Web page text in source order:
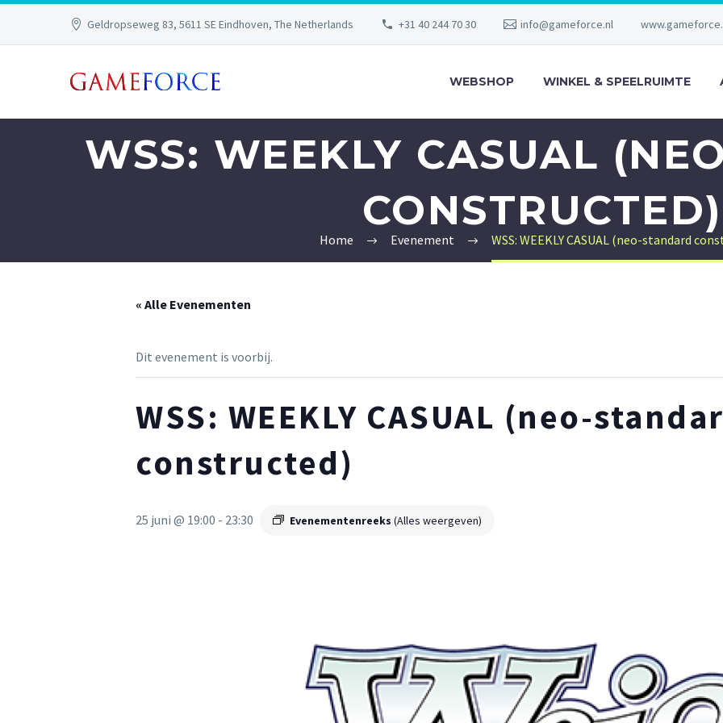
Geldropseweg 83, 5611 SE Eindhoven, The Netherlands +31 40 244 70 30 info@gameforce.nl
WEBSHOP WINKEL & SPEELRUIMTE
WSS: WEEKLY CASUAL
CONSTRUCTED)
Home Evenement WSS: WEEKLY CASUAL (neo-standard
« Alle Evenementen
Dit evenement is voorbij.
WSS: WEEKLY CASUAL (neo-
constructed)
25 juni @ 19:00 - 23:30 Evenementenreeks (Alles weergeven)